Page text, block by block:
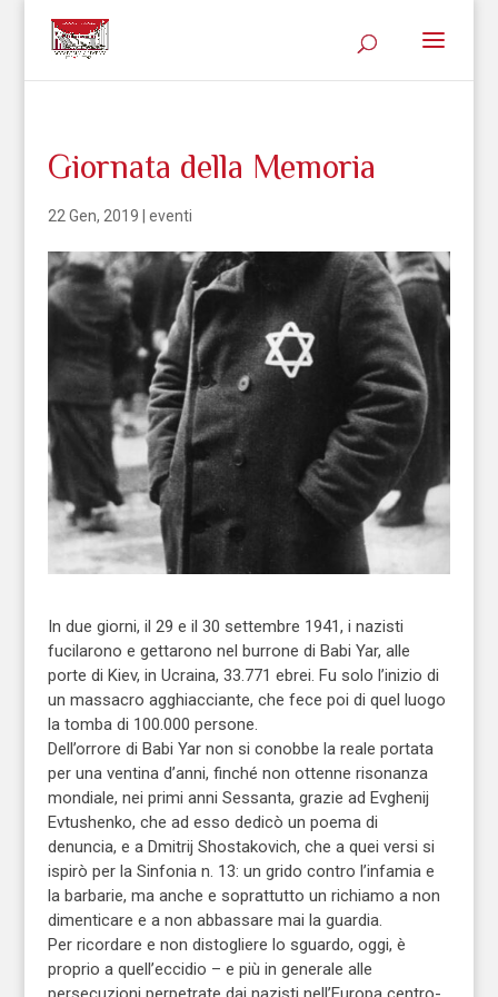
Giornata della Memoria
22 Gen, 2019 eventi
In due giorni, il 29 e il 30 settembre 1941, i nazisti
fucilarono e gettarono nel burrone di Babi Yar, alle
porte di Kiev, in Ucraina, 33.771 ebrei. Fu solo l’inizio di
un massacro agghiacciante, che fece poi di quel luogo
la tomba di 100.000 persone.
Dell’orrore di Babi Yar non si conobbe la reale portata
per una ventina d’anni, finché non ottenne risonanza
mondiale, nei primi anni Sessanta, grazie ad Evghenij
Evtushenko, che ad esso dedicò un poema di
denuncia, e a Dmitrij Shostakovich, che a quei versi si
ispirò per la Sinfonia n. 13: un grido contro l’infamia e
la barbarie, ma anche e soprattutto un richiamo a non
dimenticare e a non abbassare mai la guardia.
Per ricordare e non distogliere lo sguardo, oggi, è
proprio a quell’eccidio – e più in generale alle